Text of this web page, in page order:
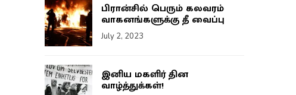
பிரான்சில் பெரும் கலவரம்
வாகனங்களுக்கு தீ வைப்பு
July 2, 2023
இனிய மகளிர் தின
வாழ்த்துக்கள்!